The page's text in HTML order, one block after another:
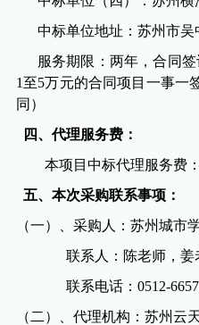
中标单位地址：苏州市
服务期限：两年，合同
1至5万元的合同项目一事一
同）
四、代理服务费：
本项目中标代理服务费
五、本次采购联系事项：
（一）、采购人：苏州城市
联系人： 陈老师，姜
联系电话： 0512-
（二）、代理机构：苏州云